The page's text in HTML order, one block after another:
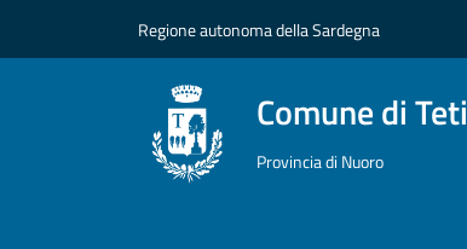
Regione autonoma della Sardegna
Comune di Teti
Provincia di Nuoro